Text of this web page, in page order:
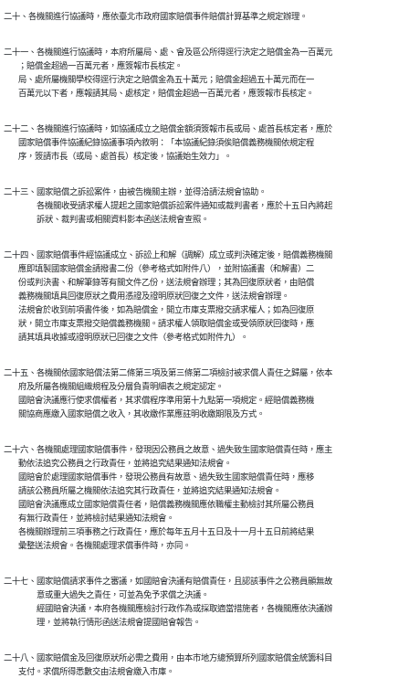
二十、各機關進行協議時，應依臺北市政府國家賠償事件賠償計算基準之規定辦理。
二十一、各機關進行協議時，本府所屬局、處、會及區公所得逕行決定之賠償金為一百萬元
        ；賠償金超過一百萬元者，應簽報市長核定。
        局、處所屬機關學校得逕行決定之賠償金為五十萬元；賠償金超過五十萬元而在一
        百萬元以下者，應報請其局、處核定，賠償金超過一百萬元者，應簽報市長核定。
二十二、各機關進行協議時，如協議成立之賠償金額須簽報市長或局、處首長核定者，應於
        國家賠償事件協議紀錄協議事項內敘明：「本協議紀錄須俟賠償義務機關依規定程
        序，簽請市長（或局、處首長）核定後，協議始生效力」。
二十三、國家賠償之訴訟案件，由被告機關主辦，並得洽請法規會協助。
各機關收受請求權人提起之國家賠償訴訟案件通知或裁判書者，應於十五日內將起
訴狀、裁判書或相關資料影本函送法規會查照。
二十四、國家賠償事件經協議成立、訴訟上和解（調解）成立或判決確定後，賠償義務機關
        應即填製國家賠償金請撥書二份（參考格式如附件八），並附協議書（和解書）二
        份或判決書、和解筆錄等有關文件乙份，送法規會辦理；其為回復原狀者，由賠償
        義務機關填具回復原狀之費用憑證及證明原狀回復之文件，送法規會辦理。
        法規會於收到前項書件後，如為賠償金，開立市庫支票撥交請求權人；如為回復原
        狀，開立市庫支票撥交賠償義務機關。請求權人領取賠償金或受領原狀回復時，應
        請其填具收據或證明原狀已回復之文件（參考格式如附件九）。
二十五、各機關依國家賠償法第二條第三項及第三條第二項檢討被求償人責任之歸屬，依本
        府及所屬各機關組織規程及分層負責明細表之規定認定。
        國賠會決議應行使求償權者，其求償程序準用第十九點第一項規定。經賠償義務機
        關協商應繳入國家賠償之收入，其收繳作業應註明收繳期限及方式。
二十六、各機關處理國家賠償事件，發現因公務員之故意、過失致生國家賠償責任時，應主
        動依法追究公務員之行政責任，並將追究結果通知法規會。
        國賠會於處理國家賠償事件，發現公務員有故意、過失致生國家賠償責任時，應移
        請該公務員所屬之機關依法追究其行政責任，並將追究結果通知法規會。
        國賠會決議應成立國家賠償責任者，賠償義務機關應依職權主動檢討其所屬公務員
        有無行政責任，並將檢討結果通知法規會。
        各機關辦理前三項事務之行政責任，應於每年五月十五日及十一月十五日前將結果
        彙整送法規會。各機關處理求償事件時，亦同。
二十七、國家賠償請求事件之審議，如國賠會決議有賠償責任，且認該事件之公務員顯無故
意或重大過失之責任，可並為免予求償之決議。
經國賠會決議，本府各機關應檢討行政作為或採取適當措施者，各機關應依決議辦
理，並將執行情形函送法規會提國賠會報告。
二十八、國家賠償金及回復原狀所必需之費用，由本市地方總預算所列國家賠償金統籌科目
        支付。求償所得悉數交由法規會繳入市庫。